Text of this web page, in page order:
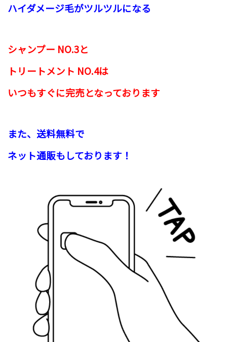
ハイダメージ毛がツルツルになる
シャンプー NO.3と
トリートメント NO.4は
いつもすぐに完売となっております
また、送料無料で
ネット通販もしております！